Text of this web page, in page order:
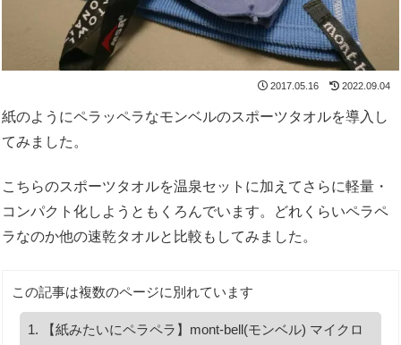
2017.05.16 2022.09.04
紙のようにペラッペラなモンベルのスポーツタオルを導入し
てみました。
こちらのスポーツタオルを温泉セットに加えてさらに軽量・
コンパクト化しようともくろんでいます。どれくらいペラペ
ラなのか他の速乾タオルと比較もしてみました。
この記事は複数のページに別れています
【紙みたいにペラペラ】mont-bell(モンベル) マイクロ